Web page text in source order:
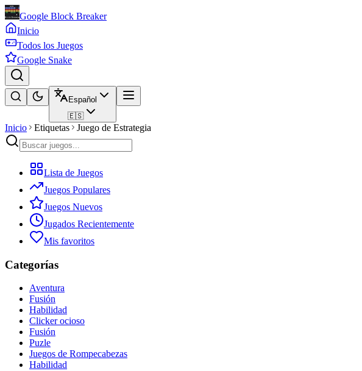
Google Block Breaker
Inicio
Todos los Juegos
Google Snake
Español
🇪🇸
Inicio Etiquetas Juego de Estrategia
Lista de Juegos
Juegos Populares
Juegos Nuevos
Jugados Recientemente
Mis favoritos
Categorías
Aventura
Fusión
Habilidad
Clicker ocioso
Fusión
Puzle
Juegos de Rompecabezas
Habilidad